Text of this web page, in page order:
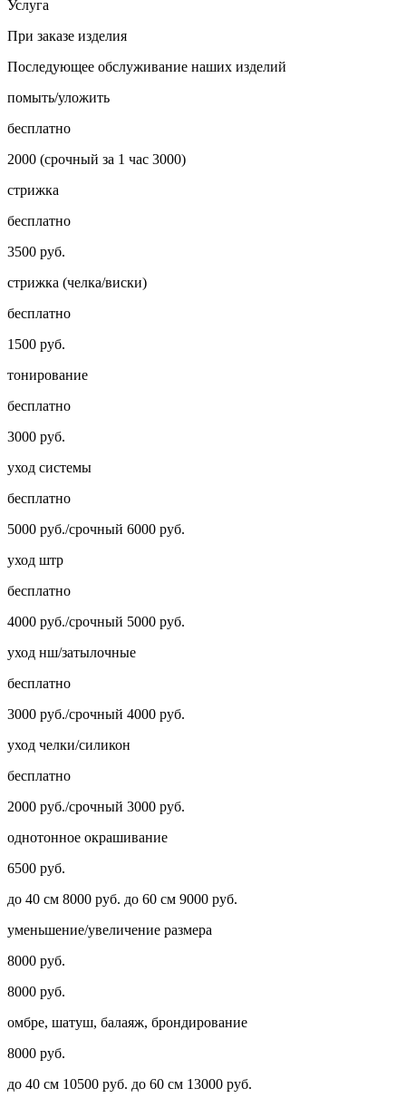
Услуга
При заказе изделия
Последующее обслуживание наших изделий
помыть/уложить
бесплатно
2000 (срочный за 1 час 3000)
стрижка
бесплатно
3500 руб.
стрижка (челка/виски)
бесплатно
1500 руб.
тонирование
бесплатно
3000 руб.
уход системы
бесплатно
5000 руб./срочный 6000 руб.
уход штр
бесплатно
4000 руб./срочный 5000 руб.
уход нш/затылочные
бесплатно
3000 руб./срочный 4000 руб.
уход челки/силикон
бесплатно
2000 руб./срочный 3000 руб.
однотонное окрашивание
6500 руб.
до 40 см 8000 руб. до 60 см 9000 руб.
уменьшение/увеличение размера
8000 руб.
8000 руб.
омбре, шатуш, балаяж, брондирование
8000 руб.
до 40 см 10500 руб. до 60 см 13000 руб.